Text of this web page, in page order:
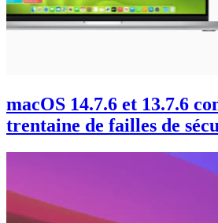
macOS 14.7.6 et 13.7.6
trentaine de failles de